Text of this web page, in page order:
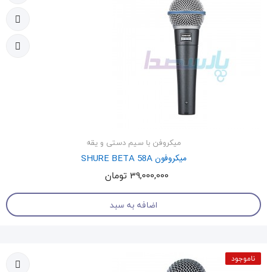
میکروفن با سیم دستی و یقه
میکروفون SHURE BETA 58A
39,000,000 تومان
اضافه به سبد
ناموجود